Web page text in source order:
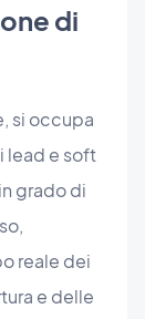
di
si occupa
lead e soft
grado di
reale dei
e delle